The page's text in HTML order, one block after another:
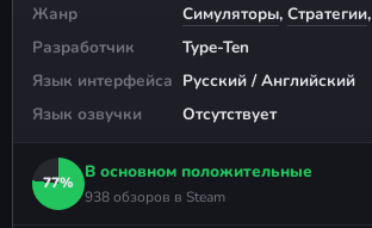
Жанр
Симуляторы, Стратегии,
Разработчик
Type-Ten
Язык интерфейса Русский / Английский
Язык озвучки
Отсутствует
77%
В основном положительные
938 обзоров в Steam